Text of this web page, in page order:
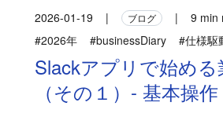
2026-01-19 | ブログ |
9 min
#2026年
#businessDiary #仕様駆
Slackアプリで始め
（その１）- 基本操